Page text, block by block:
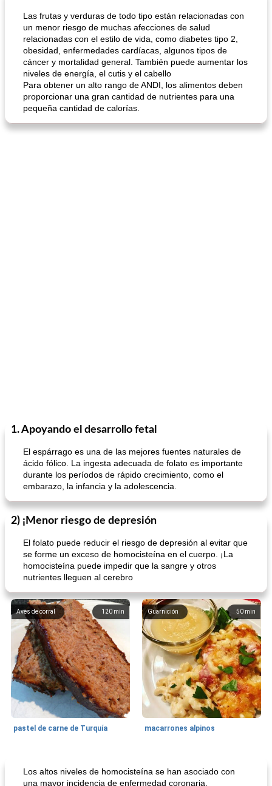
sopa de lentejas negras del chef john
Las frutas y verduras de todo tipo están relacionadas con
un menor riesgo de muchas afecciones de salud
relacionadas con el estilo de vida, como diabetes tipo 2,
obesidad, enfermedades cardíacas, algunos tipos de
cáncer y mortalidad general. También puede aumentar los
niveles de energía, el cutis y el cabello
Para obtener un alto rango de ANDI, los alimentos deben
proporcionar una gran cantidad de nutrientes para una
pequeña cantidad de calorías.
1. Apoyando el desarrollo fetal
El espárrago es una de las mejores fuentes naturales de
ácido fólico. La ingesta adecuada de folato es importante
durante los períodos de rápido crecimiento, como el
embarazo, la infancia y la adolescencia.
2) ¡Menor riesgo de depresión
El folato puede reducir el riesgo de depresión al evitar que
se forme un exceso de homocisteína en el cuerpo. ¡La
homocisteína puede impedir que la sangre y otros
nutrientes lleguen al cerebro
120 min
Aves de corral
pastel de carne de Turquía
50 min
Guarnición
macarrones alpinos
Los altos niveles de homocisteína se han asociado con
una mayor incidencia de enfermedad coronaria.